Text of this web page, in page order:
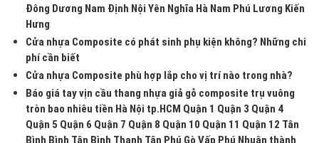
Đông Dương Nam Định Nội Yên Nghĩa Hà Nam Phú Lương Kiến
Hưng
Cửa nhựa Composite có phát sinh phụ kiện không? Những chi
phí cần biết
Cửa nhựa Composite phù hợp lắp cho vị trí nào trong nhà?
Báo giá tay vịn cầu thang nhựa giả gỗ composite trụ vuông
tròn bao nhiêu tiền Hà Nội tp.HCM Quận 1 Quận 3 Quận 4
Quận 5 Quận 6 Quận 7 Quận 8 Quận 10 Quận 11 Quận 12 Tân
Bình Bình Tân Bình Thạnh Tân Phú Gò Vấp Phú Nhuận thành